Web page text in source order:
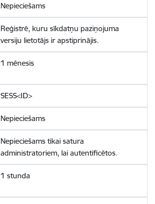
Nepieciešams
Reģistrē, kuru sīkdatņu paziņojuma
versiju lietotājs ir apstiprinājis.
1 mēnesis
SESS<ID>
Nepieciešams
Nepieciešams tikai satura
administratoriem, lai autentificētos.
1 stunda